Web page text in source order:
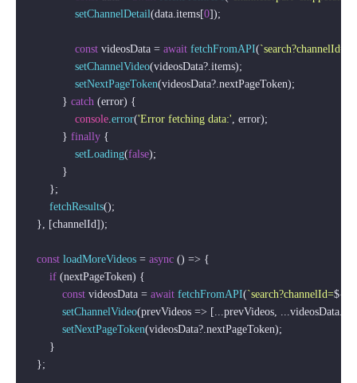
setChannelDetail(data.items[0]);
const videosData = await fetchFromAPI(`search?channelId=
setChannelVideo(videosData?.items);
setNextPageToken(videosData?.nextPageToken);
            }
catch (error) {
console.error('Error fetching data:', error);
            }
finally {
setLoading(false);
            }
        };
fetchResults();
    }, [channelId]);
const loadMoreVideos = async () => {
if (nextPageToken) {
const videosData = await fetchFromAPI(`search?channelId=
setChannelVideo(prevVideos => [...prevVideos, ...videosData.
setNextPageToken(videosData?.nextPageToken);
        }
    };